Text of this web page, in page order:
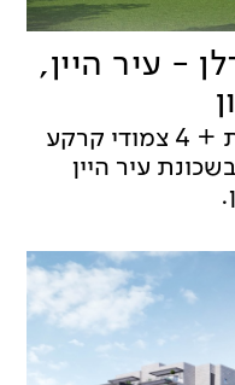
- עיר היין,
8 בנייני בוטיק בני 6 קומות + 4 צמודי קרקע
דירות בשכונת עיר היין